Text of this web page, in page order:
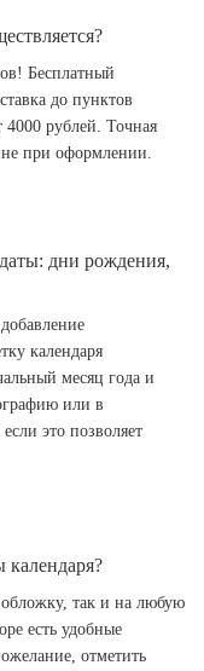
Бесплатный
до пунктов
рублей. Точная
при оформлении.
дни рождения,
календаря
месяц года и
или в
это позволяет
так и на любую
есть удобные
отметить